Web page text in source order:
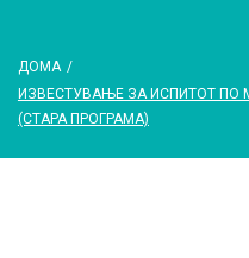
ДОМА /
ИЗВЕСТУВАЊЕ ЗА ИСПИТОТ ПО
(СТАРА ПРОГРАМА)